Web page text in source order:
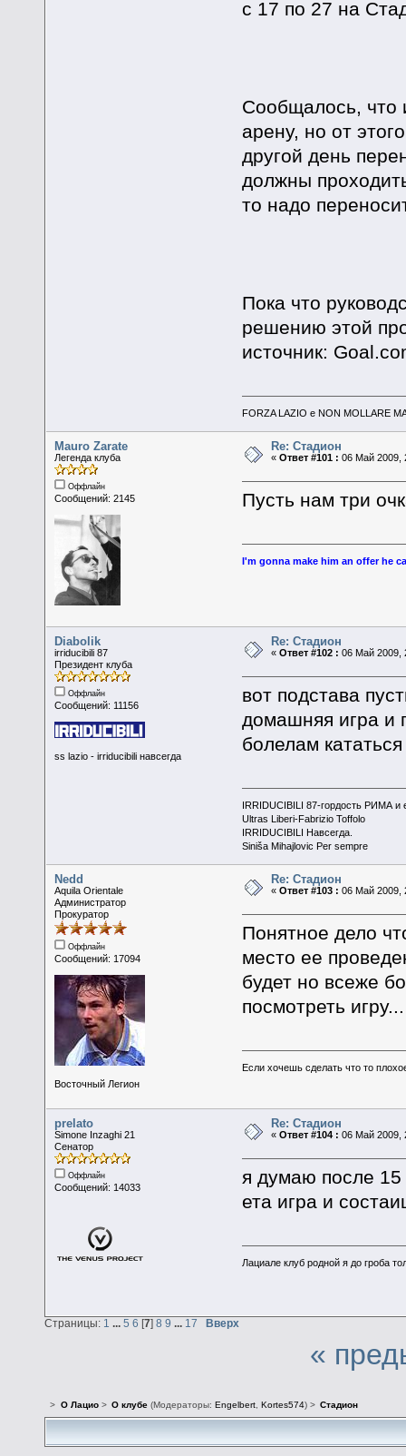
с 17 по 27 на
Сообщалось, что
арену, но от
другой день
должны
то надо
Пока что
решению этой
источник:
FORZA LAZIO e NON MOLLARE
Mauro Zarate
Легенда клуба
Оффлайн
Сообщений: 2145
Re: Стадион
«Ответ #101 : 06 Май 2009,
Пусть нам три
I'm gonna make him an offer he
Diabolik
irriducibili 87
Президент клуба
Оффлайн
Сообщений: 11156
ss lazio - irriducibili навсегда
Re: Стадион
«Ответ #102 : 06 Май 2009,
вот подстава
домашняя игра и
болелам
IRRIDUCIBILI 87-гордость РИМА и
Ultras Liberi-Fabrizio Toffolo
IRRIDUCIBILI Навсегда.
Siniša Mihajlovic Per sempre
Nedd
Aquila Orientale
Администратор
Прокуратор
Оффлайн
Сообщений: 17094
Восточный Легион
Re: Стадион
«Ответ #103 : 06 Май 2009,
Понятное дело
место ее
будет но всеже
посмотреть игру...
Если хочешь сделать что то
prelato
Simone Inzaghi 21
Сенатор
Оффлайн
Сообщений: 14033
Re: Стадион
«Ответ #104 : 06 Май 2009,
я думаю после 15
ета игра и
Лациале клуб родной я до гроба
Страницы: 1 5 6 [7] 8 9 17 Вверх
«
> О Лацио> О клубе(Модераторы: Engelbert, Kortes574) > Стадион